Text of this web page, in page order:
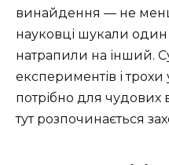
винайдення — не
науковці шукали
натрапили на інший.
експериментів і
потрібно для чудових
тут розпочинається